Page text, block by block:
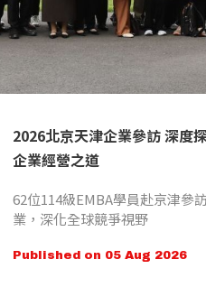
2026北京天津企業參訪 深度
企業經營之道
62位114級EMBA學員赴京津參
業，深化全球競爭視野
Published on 05 Aug 2026